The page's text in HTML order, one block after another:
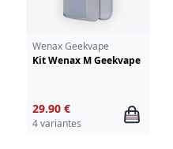
Wenax Geekvape
Kit Wenax M Geekvape
29.90 €
4 variantes